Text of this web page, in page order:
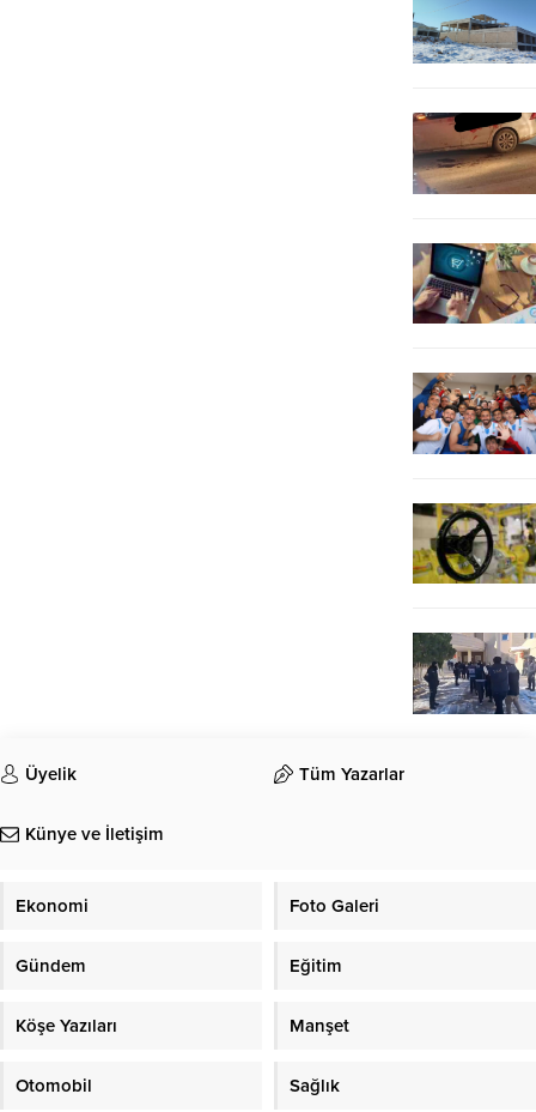
Üyelik Tüm Yazarlar
Künye ve İletişim
Ekonomi Foto Galeri
Gündem Eğitim
Köşe Yazıları Manşet
Otomobil Sağlık